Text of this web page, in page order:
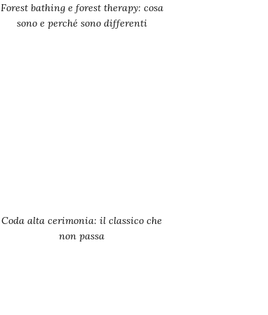
Forest bathing e forest therapy: cosa
sono e perché sono differenti
Coda alta cerimonia: il classico che
non passa